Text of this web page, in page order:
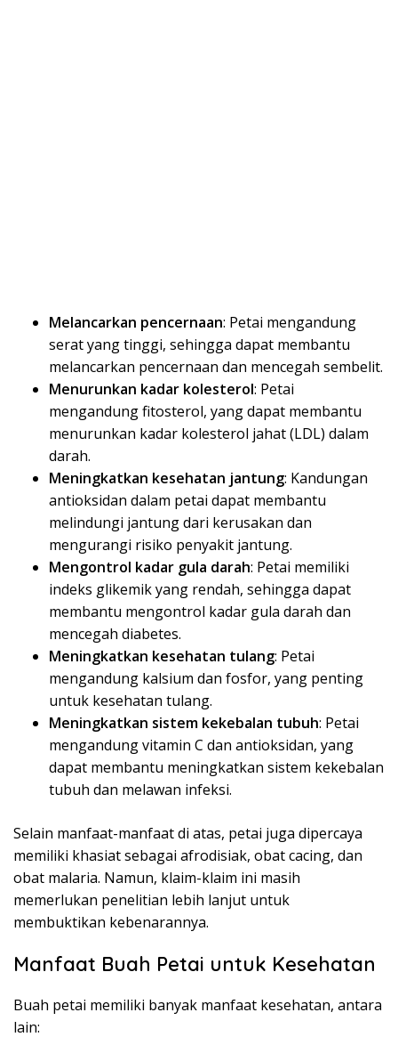
Melancarkan pencernaan: Petai mengandung
serat yang tinggi, sehingga dapat membantu
melancarkan pencernaan dan mencegah sembelit.
Menurunkan kadar kolesterol: Petai
mengandung fitosterol, yang dapat membantu
menurunkan kadar kolesterol jahat (LDL) dalam
darah.
Meningkatkan kesehatan jantung: Kandungan
antioksidan dalam petai dapat membantu
melindungi jantung dari kerusakan dan
mengurangi risiko penyakit jantung.
Mengontrol kadar gula darah: Petai memiliki
indeks glikemik yang rendah, sehingga dapat
membantu mengontrol kadar gula darah dan
mencegah diabetes.
Meningkatkan kesehatan tulang: Petai
mengandung kalsium dan fosfor, yang penting
untuk kesehatan tulang.
Meningkatkan sistem kekebalan tubuh: Petai
mengandung vitamin C dan antioksidan, yang
dapat membantu meningkatkan sistem kekebalan
tubuh dan melawan infeksi.
Selain manfaat-manfaat di atas, petai juga dipercaya
memiliki khasiat sebagai afrodisiak, obat cacing, dan
obat malaria. Namun, klaim-klaim ini masih
memerlukan penelitian lebih lanjut untuk
membuktikan kebenarannya.
Manfaat Buah Petai untuk Kesehatan
Buah petai memiliki banyak manfaat kesehatan, antara
lain: